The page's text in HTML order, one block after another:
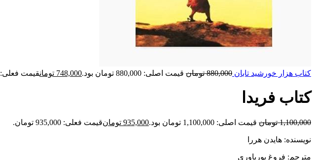
کتاب هزار خورشید تابان 880,000 تومان قیمت اصلی: 880,000 تومان بود. 748,000 تومانقیمت فعلی: 748,000 تومان.
کتاب فریدا
1,100,000 تومان قیمت اصلی: 1,100,000 تومان بود. 935,000 تومانقیمت فعلی: 935,000 تومان.
نویسنده: هایدن هررا
مترجم: فروغ پوریاوری